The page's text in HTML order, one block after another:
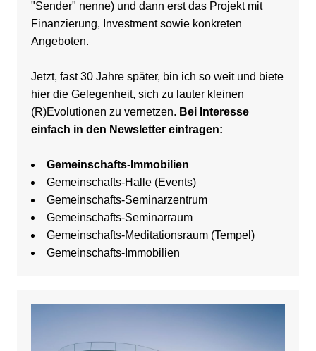
"Sender" nenne) und dann erst das Projekt mit
Finanzierung, Investment sowie konkreten
Angeboten.
Jetzt, fast 30 Jahre später, bin ich so weit und biete
hier die Gelegenheit, sich zu lauter kleinen
(R)Evolutionen zu vernetzen. Bei Interesse
einfach in den Newsletter eintragen:
Gemeinschafts-Immobilien
Gemeinschafts-Halle (Events)
Gemeinschafts-Seminarzentrum
Gemeinschafts-Seminarraum
Gemeinschafts-Meditationsraum (Tempel)
Gemeinschafts-Immobilien